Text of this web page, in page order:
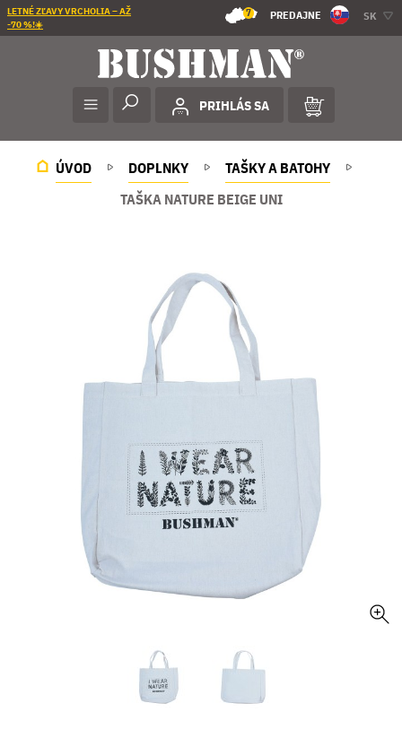
LETNÉ ZĽAVY VRCHOLIA – AŽ
-70 %!☀️
7 PREDAJNE SK
PRIHLÁS SA
ÚVOD DOPLNKY
TAŠKY A BATOHY
TAŠKA NATURE BEIGE UNI